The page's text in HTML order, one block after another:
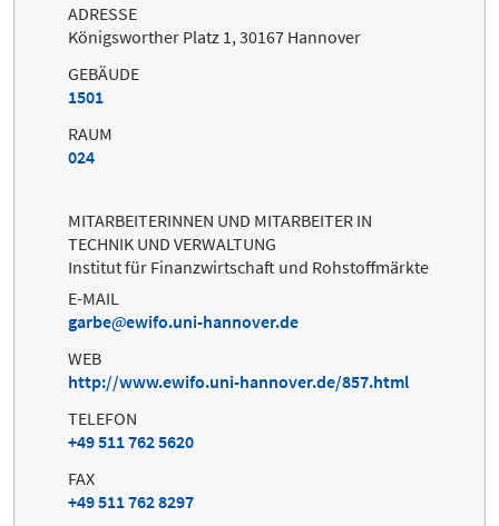
ADRESSE
Königsworther Platz 1, 30167 Hannover
GEBÄUDE
1501
RAUM
024
MITARBEITERINNEN UND MITARBEITER IN
TECHNIK UND VERWALTUNG
Institut für Finanzwirtschaft und Rohstoffmärkte
E-MAIL
garbe
ewifo.uni-hannover.de
WEB
http://www.ewifo.uni-hannover.de/857.html
TELEFON
+49 511 762 5620
FAX
+49 511 762 8297